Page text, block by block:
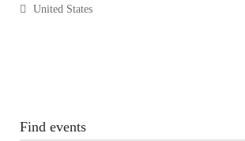
Find events
United States